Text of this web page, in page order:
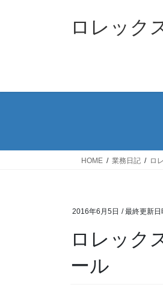
ス
ン
ロレック
HOME 業務日記 ロ
2016年6月5日 / 最終更新日
ロレック
ール